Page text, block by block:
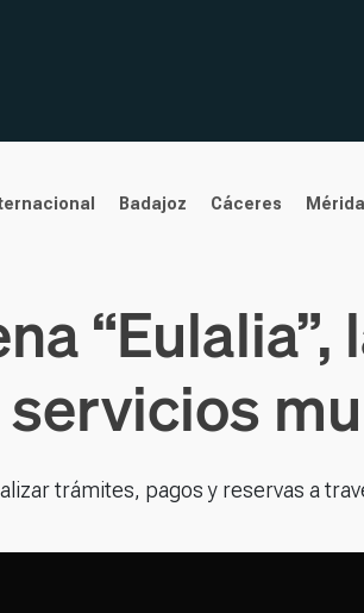
Badajoz Cáceres Mérida
trámites, pagos y reservas a